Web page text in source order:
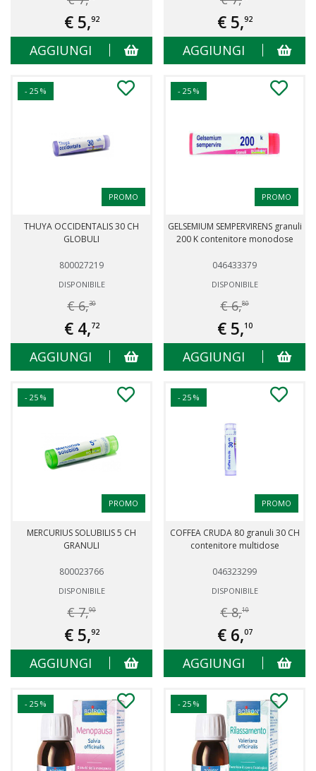
€ 5,92
AGGIUNGI
€ 5,92
AGGIUNGI
- 25 %
PROMO
THUYA OCCIDENTALIS 30 CH
GLOBULI
800027219
DISPONIBILE
€ 6,30
€ 4,72
AGGIUNGI
- 25 %
PROMO
GELSEMIUM SEMPERVIRENS granuli
200 K contenitore monodose
046433379
DISPONIBILE
€ 6,80
€ 5,10
AGGIUNGI
- 25 %
PROMO
MERCURIUS SOLUBILIS 5 CH
GRANULI
800023766
DISPONIBILE
€ 7,90
€ 5,92
AGGIUNGI
- 25 %
PROMO
COFFEA CRUDA 80 granuli 30 CH
contenitore multidose
046323299
DISPONIBILE
€ 8,10
€ 6,07
AGGIUNGI
- 25 % - 25 %